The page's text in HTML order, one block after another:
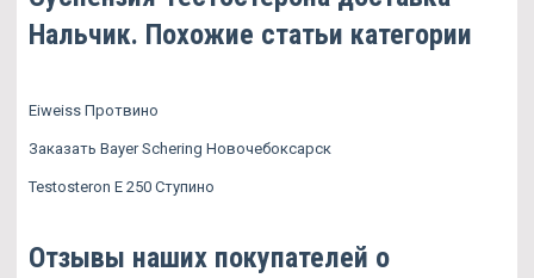
Нальчик. Похожие статьи категории
Eiweiss Протвино
Заказать Bayer Schering Новочебоксарск
Testosteron E 250 Ступино
Отзывы наших покупателей о